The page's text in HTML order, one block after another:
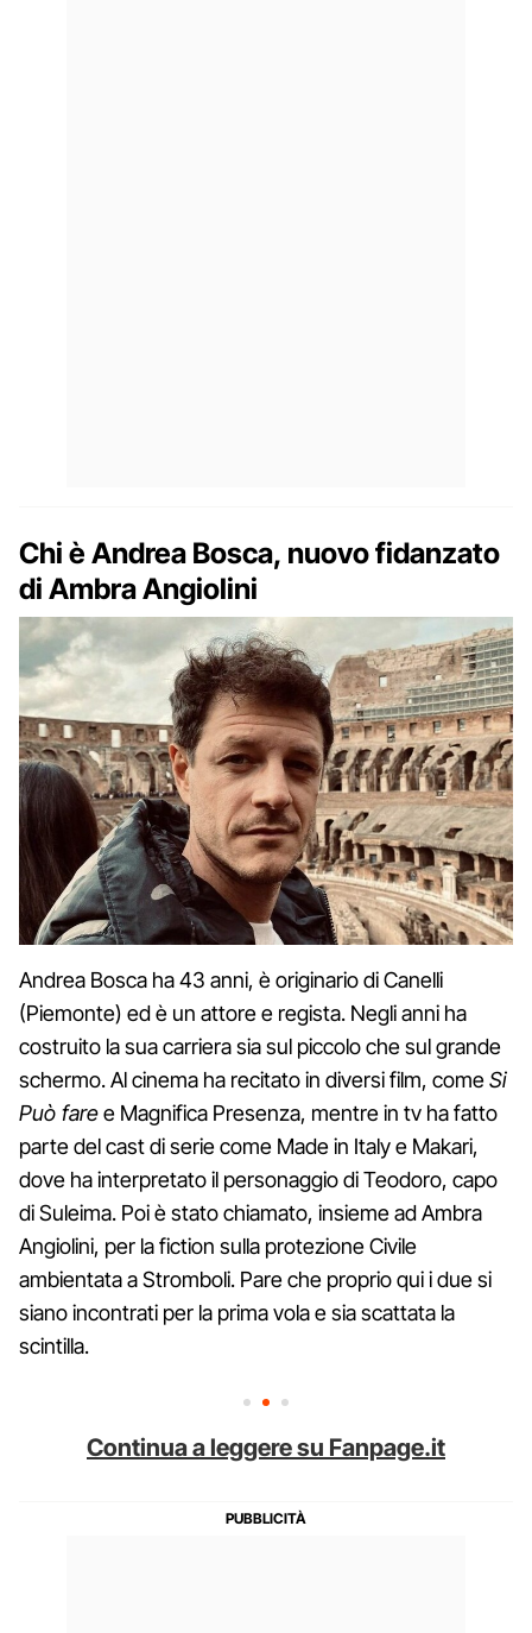
Chi è Andrea Bosca, nuovo fidanzato
di Ambra Angiolini
Andrea Bosca ha 43 anni, è originario di Canelli
(Piemonte) ed è un attore e regista. Negli anni ha
costruito la sua carriera sia sul piccolo che sul grande
schermo. Al cinema ha recitato in diversi film, comeSi
Può faree Magnifica Presenza, mentre in tv ha fatto
parte del cast di serie come Made in Italy e Makari,
dove ha interpretato il personaggio di Teodoro, capo
di Suleima. Poi è stato chiamato, insieme ad Ambra
Angiolini, per la fiction sulla protezione Civile
ambientata a Stromboli. Pare che proprio qui i due si
siano incontrati per la prima vola e sia scattata la
scintilla.
Continua a leggere su Fanpage.it